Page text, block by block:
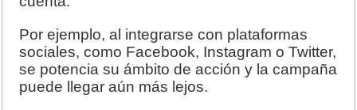
Por ejemplo, al integrarse con plataformas
sociales, como Facebook, Instagram o Twitter,
se potencia su ámbito de acción y la campaña
puede llegar aún más lejos.